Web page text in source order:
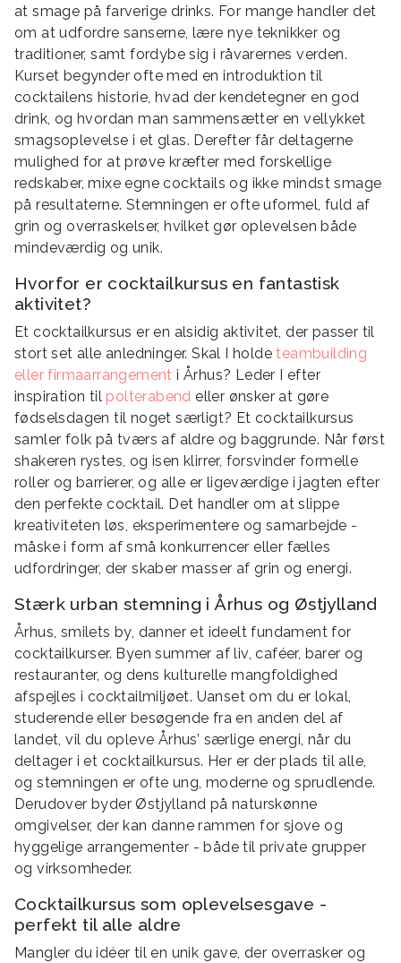
at smage på farverige drinks. For mange handler det
om at udfordre sanserne, lære nye teknikker og
traditioner, samt fordybe sig i råvarernes verden.
Kurset begynder ofte med en introduktion til
cocktailens historie, hvad der kendetegner en god
drink, og hvordan man sammensætter en vellykket
smagsoplevelse i et glas. Derefter får deltagerne
mulighed for at prøve kræfter med forskellige
redskaber, mixe egne cocktails og ikke mindst smage
på resultaterne. Stemningen er ofte uformel, fuld af
grin og overraskelser, hvilket gør oplevelsen både
mindeværdig og unik.
Hvorfor er cocktailkursus en fantastisk
aktivitet?
Et cocktailkursus er en alsidig aktivitet, der passer til
stort set alle anledninger. Skal I holdeteambuilding
eller firmaarrangement i Århus? Leder I efter
inspiration til polterabend eller ønsker at gøre
fødselsdagen til noget særligt? Et cocktailkursus
samler folk på tværs af aldre og baggrunde. Når først
shakeren rystes, og isen klirrer, forsvinder formelle
roller og barrierer, og alle er ligeværdige i jagten efter
den perfekte cocktail. Det handler om at slippe
kreativiteten løs, eksperimentere og samarbejde -
måske i form af små konkurrencer eller fælles
udfordringer, der skaber masser af grin og energi.
Stærk urban stemning i Århus og Østjylland
Århus, smilets by, danner et ideelt fundament for
cocktailkurser. Byen summer af liv, caféer, barer og
restauranter, og dens kulturelle mangfoldighed
afspejles i cocktailmiljøet. Uanset om du er lokal,
studerende eller besøgende fra en anden del af
landet, vil du opleve Århus’ særlige energi, når du
deltager i et cocktailkursus. Her er der plads til alle,
og stemningen er ofte ung, moderne og sprudlende.
Derudover byder Østjylland på naturskønne
omgivelser, der kan danne rammen for sjove og
hyggelige arrangementer - både til private grupper
og virksomheder.
Cocktailkursus som oplevelsesgave -
perfekt til alle aldre
Mangler du idéer til en unik gave, der overrasker og